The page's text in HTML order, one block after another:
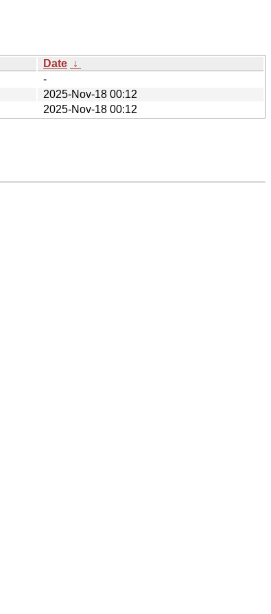
Date ↓
-
2025-Nov-18 00:12
2025-Nov-18 00:12